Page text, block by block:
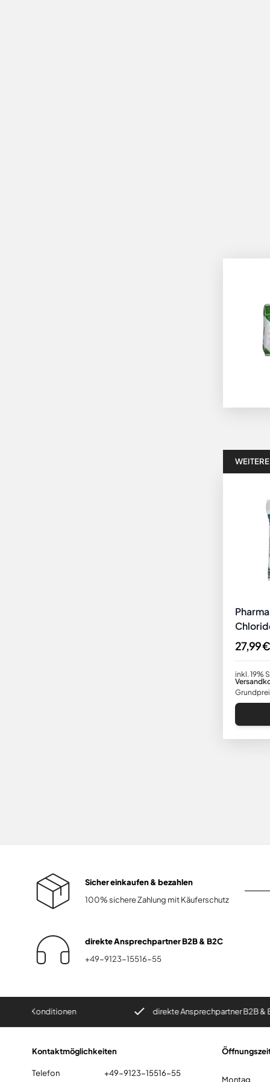
10kg
27,99 €
inkl. 19%
Sicher einkaufen & bezahlen
100% sichere Zahlung mit Käuferschutz
direkte Ansprechpartner B2B & B2C
+49-9123-15516-55
direkte Ansprechpartner B2B & B2C
Kontaktmöglichkeiten
Telefon
+49-9123-15516-55
Montag